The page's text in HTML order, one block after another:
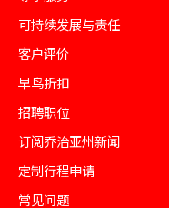
可持续发展与责任
客户评价
早鸟折扣
招聘职位
订阅乔治亚州新闻
定制行程申请
常见问题